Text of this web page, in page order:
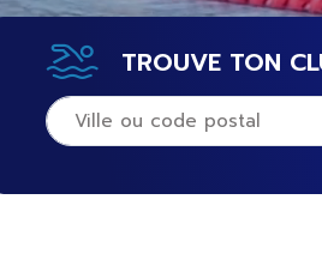
TROUVE TON